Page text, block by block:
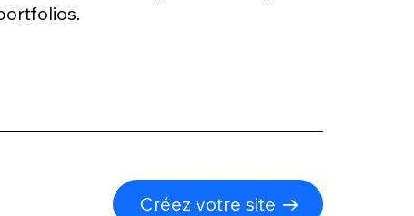
Créez votre site